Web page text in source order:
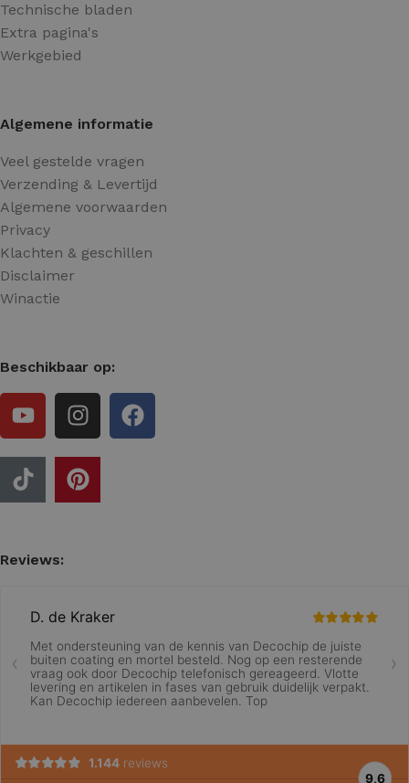
Technische bladen
Extra pagina's
Werkgebied
Algemene informatie
Veel gestelde vragen
Verzending & Levertijd
Algemene voorwaarden
Privacy
Klachten & geschillen
Disclaimer
Winactie
Beschikbaar op:
Reviews: